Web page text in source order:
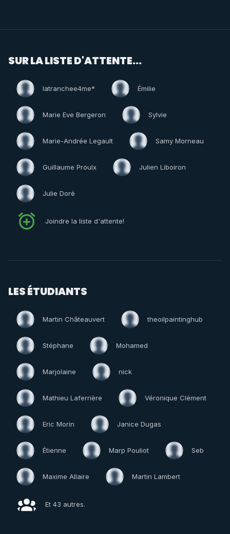
SUR LA LISTE D'ATTENTE...
latranchee4me* Émilie
Marie Eve Bergeron Sylvie
Marie-Andrée Legault Samy Morneau
Guillaume Proulx Julien Liboiron
Julie Doré
Joindre la liste d'attente!
LES ÉTUDIANTS
Martin Châteauvert theoilpaintinghub
Stéphane Mohamed
Marjolaine nick
Mathieu Laferrière Véronique Clément
Eric Morin Janice Dugas
Étienne Marp Pouliot Seb
Maxime Allaire Martin Lambert
Et 43 autres.